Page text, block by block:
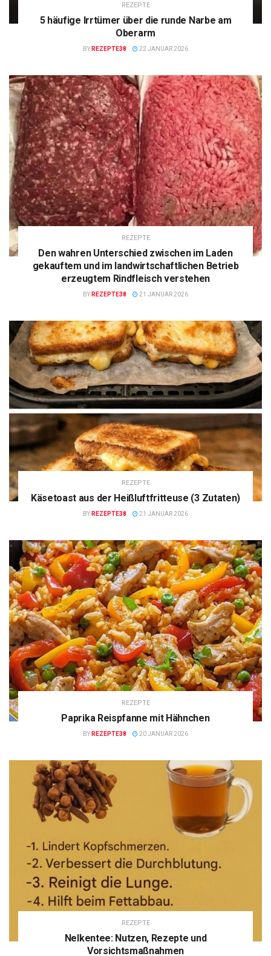
REZEPTE
5 häufige Irrtümer über die runde Narbe am
Oberarm
BY REZEPTE38 22 JANUAR 2026
REZEPTE
Den wahren Unterschied zwischen im Laden
gekauftem und im landwirtschaftlichen Betrieb
erzeugtem Rindfleisch verstehen
BY REZEPTE38 21 JANUAR 2026
REZEPTE
Käsetoast aus der Heißluftfritteuse (3 Zutaten)
BY REZEPTE38 21 JANUAR 2026
REZEPTE
Paprika Reispfanne mit Hähnchen
BY REZEPTE38 20 JANUAR 2026
REZEPTE
Nelkentee: Nutzen, Rezepte und
Vorsichtsmaßnahmen